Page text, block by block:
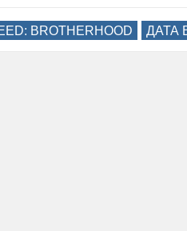
BROTHERHOOD ДАТА